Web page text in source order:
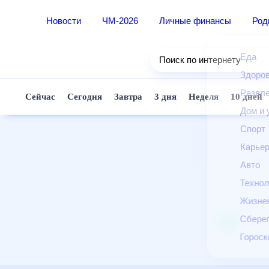
Новости ЧМ-2026 Личные финансы
Еда
Дом
Спорт
Авто
Поиск по интернету
Сейчас Сегодня Завтра 3 дня Неделя 10